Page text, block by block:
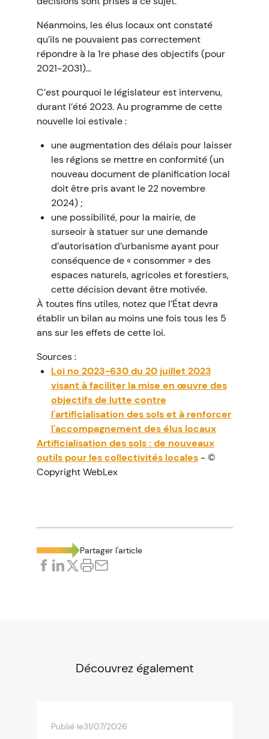
Néanmoins, les élus locaux ont constaté
qu’ils ne pouvaient pas correctement
répondre à la 1re phase des objectifs (pour
2021-2031)…
C’est pourquoi le législateur est intervenu,
durant l’été 2023. Au programme de cette
nouvelle loi estivale :
une augmentation des délais pour laisser
les régions se mettre en conformité (un
nouveau document de planification local
doit être pris avant le 22 novembre
2024) ;
une possibilité, pour la mairie, de
surseoir à statuer sur une demande
d’autorisation d’urbanisme ayant pour
conséquence de « consommer » des
espaces naturels, agricoles et forestiers,
cette décision devant être motivée.
À toutes fins utiles, notez que l’État devra
établir un bilan au moins une fois tous les 5
ans sur les effets de cette loi.
Sources :
Loi no 2023-630 du 20 juillet 2023
visant à faciliter la mise en œuvre des
objectifs de lutte contre
l'artificialisation des sols et à renforcer
l'accompagnement des élus locaux
Artificialisation des sols : de nouveaux
outils pour les collectivités locales- ©
Copyright WebLex
Partager l'article
Découvrez également
Publié le31/07/2026